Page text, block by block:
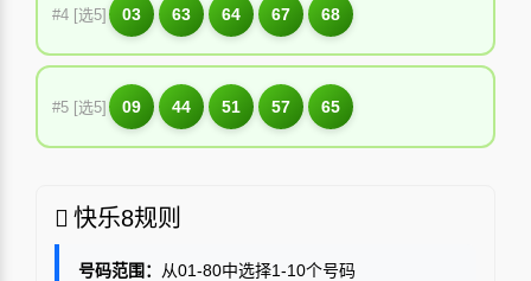
#4 [选5] 03 63 64 67 68
#5 [选5] 09 44 51 57 65
快乐8规则
号码范围：
从01-80中选择1-10个号码